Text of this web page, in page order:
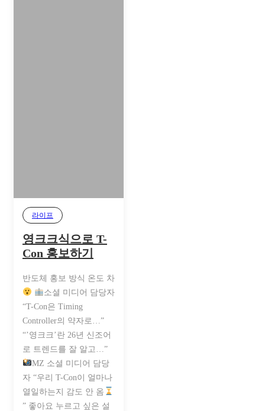
라이프
영크크식으로 T-
Con 홍보하기
반도체 홍보 방식 온도 차
소셜 미디어 담당자
“T-Con은 Timing
Controller의 약자로…”
“’영크크’란 26년 신조어
로 트렌드를 잘 알고…”
MZ 소셜 미디어 담당
자 “우리 T-Con이 얼마나
열일하는지 감도 안 옴
” 좋아요 누르고 싶은 설